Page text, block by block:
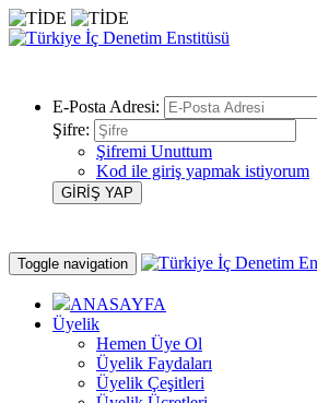
E-Posta Adresi:
Şifre:
Şifremi Unuttum
Kod ile giriş yapmak istiyorum
Toggle navigation
ANASAYFA
Üyelik
Hemen Üye Ol
Üyelik Faydaları
Üyelik Çeşitleri